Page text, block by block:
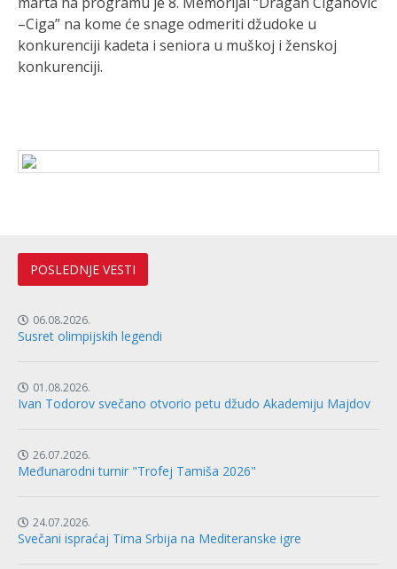
–Ciga” na kome će snage odmeriti džudoke u
konkurenciji kadeta i seniora u muškoj i ženskoj
konkurenciji.
POSLEDNJE VESTI
06.08.2026.
Susret olimpijskih legendi
01.08.2026.
Ivan Todorov svečano otvorio petu džudo Akademiju Majdov
26.07.2026.
Međunarodni turnir "Trofej Tamiša 2026"
24.07.2026.
Svečani ispraćaj Tima Srbija na Mediteranske igre